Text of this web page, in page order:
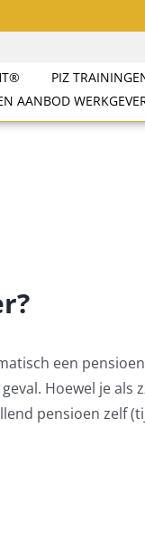
PIZ
AANBOD
een
Hoewel je als
pensioen zelf